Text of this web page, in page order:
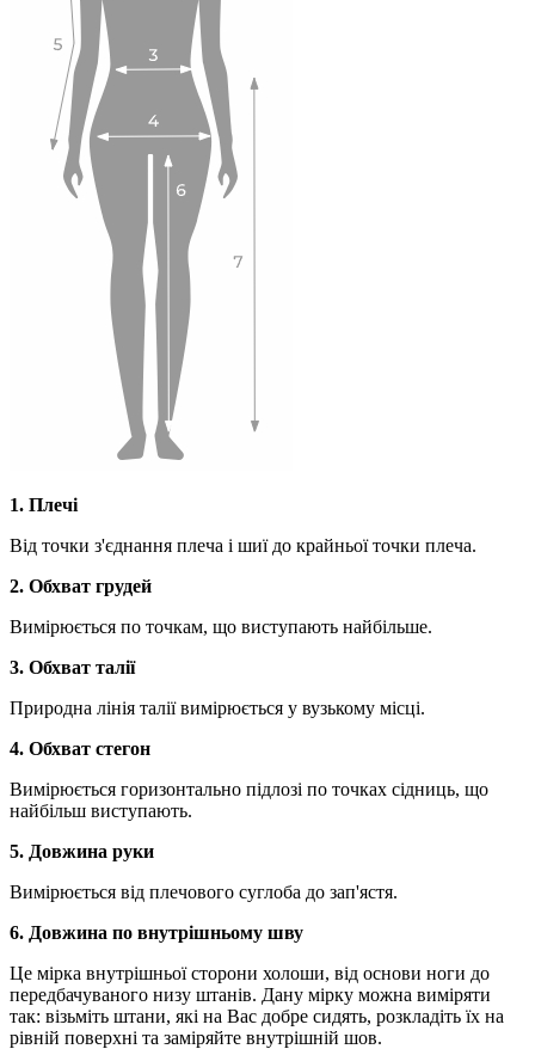
1. Плечі
Від точки з'єднання плеча і шиї до крайньої точки плеча.
2. Обхват грудей
Вимірюється по точкам, що виступають найбільше.
3. Обхват талії
Природна лінія талії вимірюється у вузькому місці.
4. Обхват стегон
Вимірюється горизонтально підлозі по точках сідниць, що
найбільш виступають.
5. Довжина руки
Вимірюється від плечового суглоба до зап'ястя.
6. Довжина по внутрішньому шву
Це мірка внутрішньої сторони холоши, від основи ноги до
передбачуваного низу штанів. Дану мірку можна виміряти
так: візьміть штани, які на Вас добре сидять, розкладіть їх на
рівній поверхні та заміряйте внутрішній шов.